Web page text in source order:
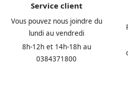
Service client
Vous pouvez nous joindre du
lundi au vendredi
8h-12h et 14h-18h au
0384371800